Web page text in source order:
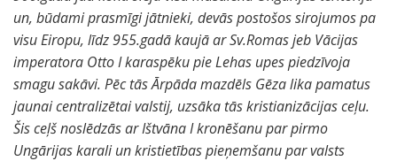
un, būdami prasmīgi jātnieki, devās postošos sirojumos pa
visu Eiropu, līdz 955.gadā kaujā ar Sv.Romas jeb Vācijas
imperatora Otto I karaspēku pie Lehas upes piedzīvoja
smagu sakāvi. Pēc tās Ārpāda mazdēls Gēza lika pamatus
jaunai centralizētai valstij, uzsāka tās kristianizācijas ceļu.
Šis ceļš noslēdzās ar Ištvāna I kronēšanu par pirmo
Ungārijas karali un kristietības pieņemšanu par valsts